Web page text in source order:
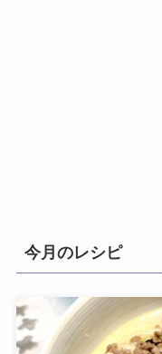
今月のレシピ